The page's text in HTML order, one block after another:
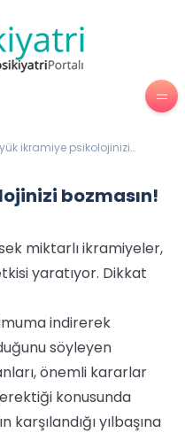
ikramiye psikolojinizi
bozmasın!
miktarlı ikramiyeler,
yaratıyor. Dikkat
indirerek
söyleyen
önemli kararlar
konusunda
karşılandığı yılbaşına